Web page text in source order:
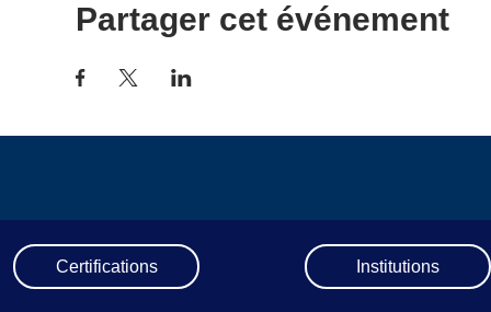
Partager cet événement
Certifications Institutions